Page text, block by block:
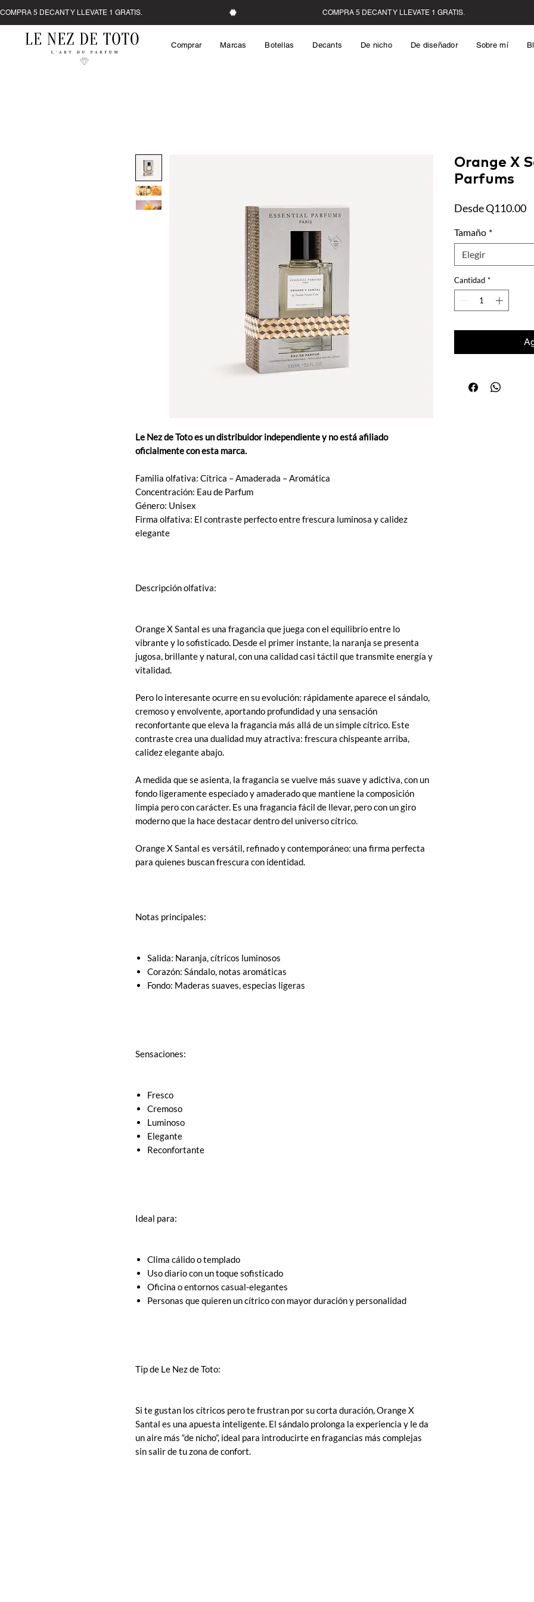
Comprar Marcas Botellas Decants De nicho De diseñador Sobre mí
Le Nez de Toto es un distribuidor independiente y no está afiliado
oficialmente con esta marca.
Familia olfativa: Cítrica – Amaderada – Aromática
Concentración: Eau de Parfum
Género: Unisex
Firma olfativa: El contraste perfecto entre frescura luminosa y calidez
elegante
Descripción olfativa:
Orange X Santal es una fragancia que juega con el equilibrio entre lo
vibrante y lo sofisticado. Desde el primer instante, la naranja se presenta
jugosa, brillante y natural, con una calidad casi táctil que transmite energía y
vitalidad.
Pero lo interesante ocurre en su evolución: rápidamente aparece el sándalo,
cremoso y envolvente, aportando profundidad y una sensación
reconfortante que eleva la fragancia más allá de un simple cítrico. Este
contraste crea una dualidad muy atractiva: frescura chispeante arriba,
calidez elegante abajo.
A medida que se asienta, la fragancia se vuelve más suave y adictiva, con un
fondo ligeramente especiado y amaderado que mantiene la composición
limpia pero con carácter. Es una fragancia fácil de llevar, pero con un giro
moderno que la hace destacar dentro del universo cítrico.
Orange X Santal es versátil, refinado y contemporáneo: una firma perfecta
para quienes buscan frescura con identidad.
Notas principales:
Salida: Naranja, cítricos luminosos
Corazón: Sándalo, notas aromáticas
Fondo: Maderas suaves, especias ligeras
Sensaciones:
Fresco
Cremoso
Luminoso
Elegante
Reconfortante
Ideal para:
Clima cálido o templado
Uso diario con un toque sofisticado
Oficina o entornos casual-elegantes
Personas que quieren un cítrico con mayor duración y personalidad
Tip de Le Nez de Toto:
Si te gustan los cítricos pero te frustran por su corta duración, Orange X
Santal es una apuesta inteligente. El sándalo prolonga la experiencia y le da
un aire más “de nicho”, ideal para introducirte en fragancias más complejas
sin salir de tu zona de confort.
Orange X
Parfums
DesdeQ110.00
Tamaño *
Elegir
Cantidad *